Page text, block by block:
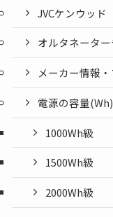
JVCケンウッド
オルタネーター
メーカー情報
電源の容量(Wh)
1000Wh級
1500Wh級
2000Wh級